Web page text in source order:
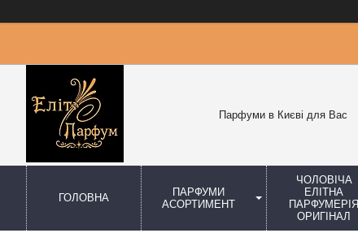
Парфуми в Києві для Вас
ГОЛОВНА
ПАРФУМИ
АСОРТИМЕНТ
ЧОЛОВІЧА
ЕЛІТНА
ПАРФУМЕРІЯ
ОРИГІНАЛ